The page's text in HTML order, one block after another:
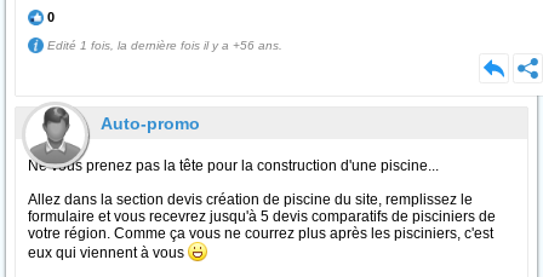
0
Edité 1 fois, la dernière fois il y a +56 ans.
Auto-promo
Ne vous prenez pas la tête pour la construction d'une piscine...
Allez dans la section devis création de piscine du site, remplissez le
formulaire et vous recevrez jusqu'à 5 devis comparatifs de pisciniers de
votre région. Comme ça vous ne courrez plus après les pisciniers, c'est
eux qui viennent à vous